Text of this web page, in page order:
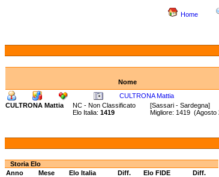
Home
Nome
CULTRONA Mattia
CULTRONA Mattia
NC - Non Classificato [Sassari - Sardegna]
Elo Italia: 1419 Migliore: 1419
Storia Elo
Anno
Mese Elo Italia Diff. Elo FIDE
Diff.